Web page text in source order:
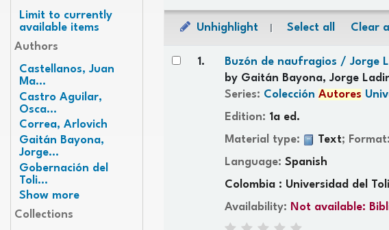
Limit to currently
available items
Authors
Castellanos, Juan
Ma...
Castro Aguilar,
Osca...
Correa, Arlovich
Gaitán Bayona,
Jorge...
Gobernación del
Toli...
Show more
Collections
Unhighlight Select all Clear all
1. Buzón de naufragios / Jorge
by Gaitán Bayona, Jorge
Series: Colección Autores
Edition: 1a ed.
Material type:
Text; Format:
Language: Spanish
Colombia : Universidad del
Availability: Not available: